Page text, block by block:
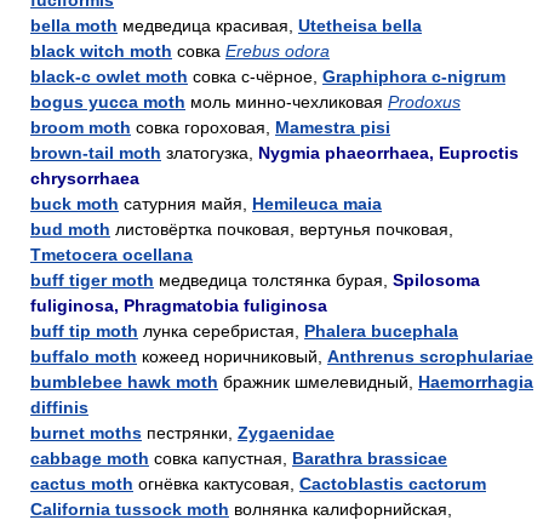
bella moth медведица красивая, Utetheisa bella
black witch moth совка Erebus odora
black-c owlet moth совка с-чёрное, Graphiphora c-nigrum
bogus yucca moth моль минно-чехликовая Prodoxus
broom moth совка гороховая, Mamestra pisi
brown-tail moth златогузка, Nygmia phaeorrhaea, Euproctis
chrysorrhaea
buck moth сатурния майя, Hemileuca maia
bud moth листовёртка почковая, вертунья почковая,
Tmetocera ocellana
buff tiger moth медведица толстянка бурая, Spilosoma
fuliginosa, Phragmatobia fuliginosa
buff tip moth лунка серебристая, Phalera bucephala
buffalo moth кожеед норичниковый, Anthrenus scrophulariae
bumblebee hawk moth бражник шмелевидный, Haemorrhagia
diffinis
burnet moths пестрянки, Zygaenidae
cabbage moth совка капустная, Barathra brassicae
cactus moth огнёвка кактусовая, Cactoblastis cactorum
California tussock moth волнянка калифорнийская,